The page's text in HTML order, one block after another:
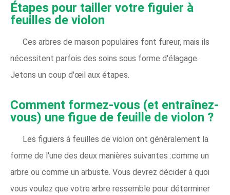
Étapes pour tailler votre figuier à
feuilles de violon
Ces arbres de maison populaires font fureur, mais ils
nécessitent parfois des soins sous forme d'élagage.
Jetons un coup d'œil aux étapes.
Comment formez-vous (et entraînez-
vous) une figue de feuille de violon ?
Les figuiers à feuilles de violon ont généralement la
forme de l'une des deux manières suivantes :comme un
arbre ou comme un arbuste. Vous devrez décider à quoi
vous voulez que votre arbre ressemble pour déterminer